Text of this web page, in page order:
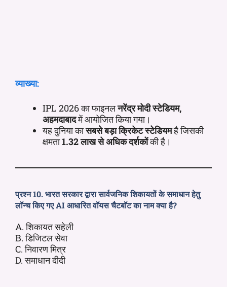
व्याख्या:
IPL 2026 का फाइनलनरेंद्र मोदी स्टेडियम,
अहमदाबादमें आयोजित किया गया।
यह दुनिया कासबसे बड़ा क्रिकेट स्टेडियमहै जिसकी
क्षमता1.32 लाख से अधिक दर्शकोंकी है।
प्रश्न 10. भारत सरकार द्वारा सार्वजनिक शिकायतों के समाधान हेतु
लॉन्च किए गए AI आधारित वॉयस चैटबॉट का नाम क्या है?
A. शिकायत सहेली
B. डिजिटल सेवा
C. निवारण मित्र
D. समाधान दीदी